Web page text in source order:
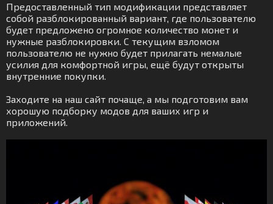
Предоставленный тип модификации представляет
собой разблокированный вариант, где пользователю
будет предложено огромное количество монет и
нужные разблокировки. С текущим взломом
пользователю не нужно будет прилагать немалые
усилия для комфортной игры, ещё будут открыты
внутренние покупки.
Заходите на наш сайт почаще, а мы подготовим вам
хорошую подборку модов для ваших игр и
приложений.